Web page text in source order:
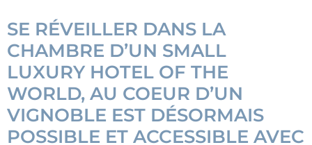
SE RÉVEILLER DANS LA
CHAMBRE D’UN SMALL
LUXURY HOTEL OF THE
WORLD, AU COEUR D’UN
VIGNOBLE EST DÉSORMAIS
POSSIBLE ET ACCESSIBLE AVEC